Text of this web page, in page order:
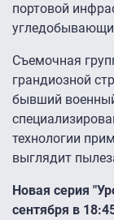
портовой
Съемочная
грандиозной
бывший
технологии
выглядит
Новая серия
сентября в